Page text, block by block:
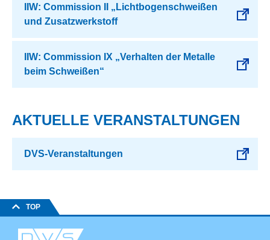
IIW: Commission II „Lichtbogenschweißen
und Zusatzwerkstoff
IIW: Commission IX „Verhalten der Metalle
beim Schweißen“
AKTUELLE VERANSTALTUNGEN
DVS-Veranstaltungen
TOP